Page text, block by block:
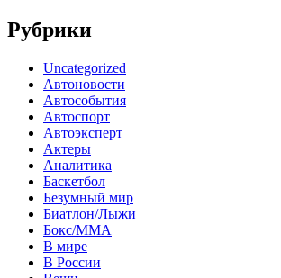
Рубрики
Uncategorized
Автоновости
Автособытия
Автоспорт
Автоэксперт
Актеры
Аналитика
Баскетбол
Безумный мир
Биатлон/Лыжи
Бокс/MMA
В мире
В России